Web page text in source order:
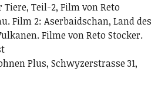
Tiere, Teil-2, Film von Reto
Film 2: Aserbaidschan, Land des
Filme von Reto Stocker.
Plus, Schwyzerstrasse 31,